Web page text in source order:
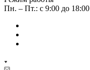
Пн. – Пт.: с 9:00 до 18:00